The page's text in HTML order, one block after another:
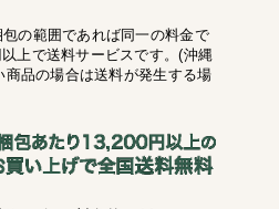
の範囲であれば同一の料金で
上で送料サービスです。(沖縄
品の場合は送料が発生する場